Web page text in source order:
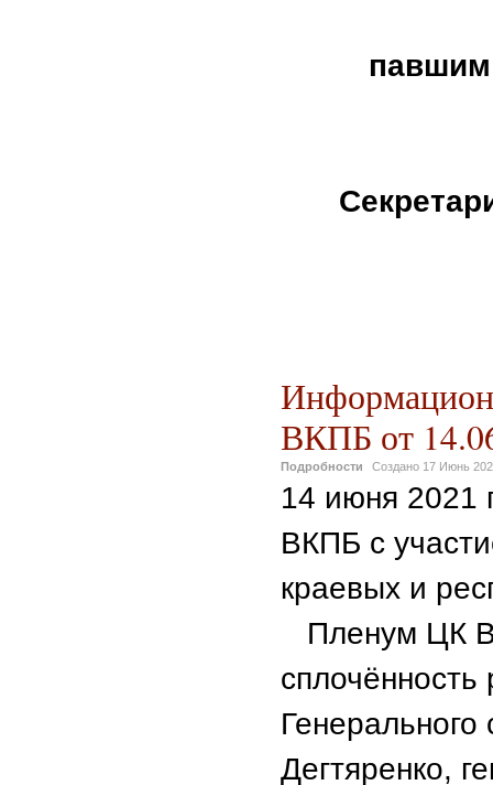
павшим
ВКПБ от
Подробности Создано 17 Июнь
14 июня 2021
ВКПБ с
краевых и
Пленум ЦК
Дегтяренко,